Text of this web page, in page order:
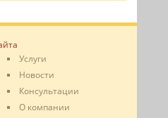
Услуги
Новости
Консультации
О компании